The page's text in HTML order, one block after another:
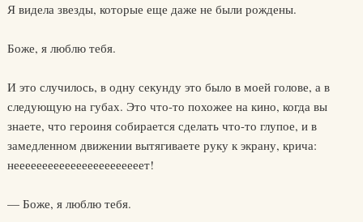
Я видела звезды, которые еще даже не были рождены.
Боже, я люблю тебя.
И это случилось, в одну секунду это было в моей голове, а в
следующую на губах. Это что-то похожее на кино, когда вы
знаете, что героиня собирается сделать что-то глупое, и в
замедленном движении вытягиваете руку к экрану, крича:
нееееееееееееееееееееееет!
— Боже, я люблю тебя.